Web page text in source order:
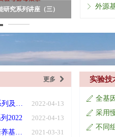
2022-04-13
酵母第二代培养基YGM003A系列及Ura Minus Media Sc-U系列 2022版
2022-04-13
2022
2021-03-31
2021年YGM003B酵母第一代培养基产品目录更新说明
实验技
ꄅ 全基
ꄅ
ꄅ 不同
ꁕ
究系列讲座（三） 研究
更多 낑